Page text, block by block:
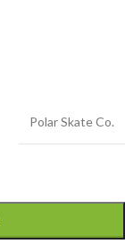
Polar Skate Co.